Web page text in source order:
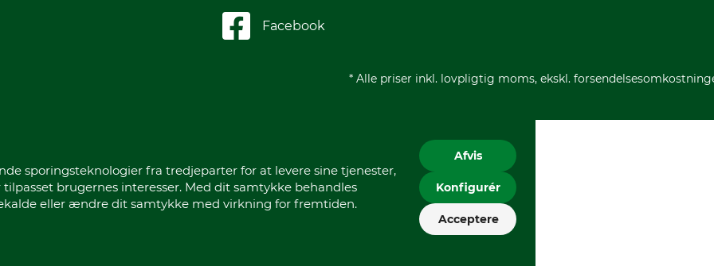
Facebook
* Alle priser inkl. lovpligtig moms, ekskl.
sporingsteknologier fra tredjeparter for at levere sine tjenester,
brugernes interesser. Med dit samtykke behandles
eller ændre dit samtykke med virkning for fremtiden.
Afvis
Konfigurér
Acceptere